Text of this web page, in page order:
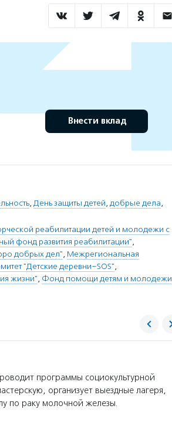
Внести вклад
, День защиты детей, добрые дела,
реабилитации детей и молодежи с
фонд развития реабилитации",
добрых дел", Межрегиональная
"Детские деревни–SOS",
жизни", Фонд помощи детям и молодежи
программы социокультурной
организует выездные лагеря,
по раку молочной железы.